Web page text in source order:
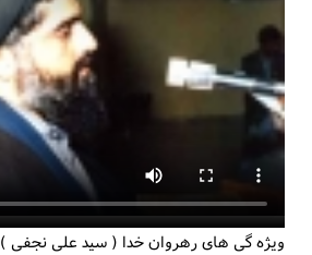
ویژه گی های رهروان خدا ( سید علی نجفی )